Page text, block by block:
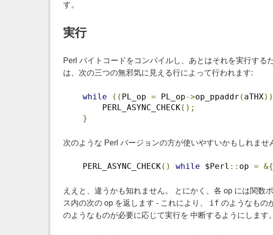
す。
実行
Perl バイトコードをコンパイルし、あとはそれを実行する
は、次の三つの無邪気に見える行によって行われます:
while (( PL_op = PL_op->op_ppaddr ( aTHX
PERL_ASYNC_CHECK();
}
次のような Perl バージョンの方が使いやすいかもしれませ
PERL_ASYNC_CHECK() while $Perl :: op = &{
ええと、違うかも知れません。 とにかく、各 op には関数
ス内の次の op を返します - これにより、
if のようなもの
のようなものが必要に応じて実行を 中断するようにします。